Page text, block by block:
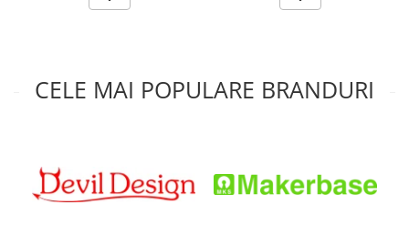
CELE MAI POPULARE BRANDURI